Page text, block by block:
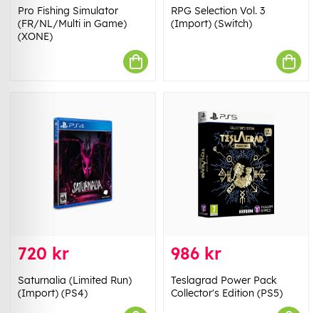
Pro Fishing Simulator
(FR/NL/Multi in Game)
(XONE)
RPG Selection Vol. 3
(Import) (Switch)
720 kr
Saturnalia (Limited Run)
(Import) (PS4)
986 kr
Teslagrad Power Pack
Collector's Edition (PS5)